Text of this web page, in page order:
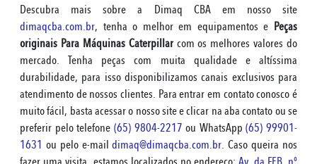
Descubra mais sobre a Dimaq CBA em nosso site
dimaqcba.com.br, tenha o melhor em equipamentos e Peças
originais Para Máquinas Caterpillarcom os melhores valores do
mercado. Tenha peças com muita qualidade e altíssima
durabilidade, para isso disponibilizamos canais exclusivos para
atendimento de nossos clientes. Para entrar em contato conosco é
muito fácil, basta acessar o nosso site e clicar na aba contato ou se
preferir pelo telefone (65) 9804-2217 ou WhatsApp(65) 99901-
1631 ou pelo e-maildimaq@dimaqcba.com.br. Caso queira nos